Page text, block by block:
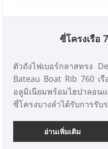
ซี่โครงเรือ
ตัวถังไฟเบอร์กลาสทรง
Bateau Boat Rib 760 เ
อลูมิเนียมพร้อมไฮปาลอ
ซี่โครงบางลำได้รับการรับ
เหมาะกับโครงการท่องเ
บางโครงการอีกด้วย
อ่านเพิ่มเติม